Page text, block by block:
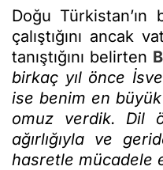
Doğu
çalıştığını ancak
tanıştığını belirten
birkaç yıl önce
ise benim en
omuz verdik. Dil
ağırlığıyla ve
hasretle mücadele